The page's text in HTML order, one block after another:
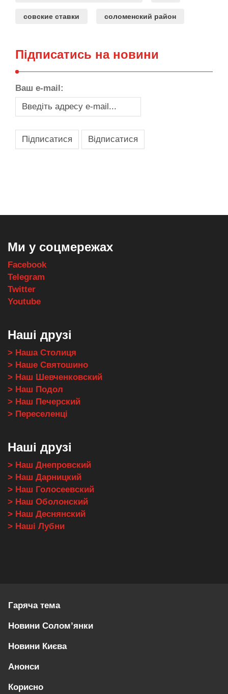
совские ставки соломенский район
Підписатись на новини
Ваш e-mail:
Ми у соцмережах
Facebook
Telegram
Twitter
Youtube
Наші друзі
> Наша Столиця
> Наше Святошино
> Наш Шевченковский
> Наш Подол
> Наш Печерский
> Переселенці
Наші друзі
> Наш Днепровский
> Наш Дарницкий
> Наш Голосеевский
> Наш Оболонский
> Наш Деснянский
> Наші Лубни
Гаряча тема
Новини Солом’янки
Новини Києва
Анонси
Корисно